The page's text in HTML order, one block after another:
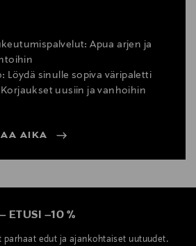
Apua arjen ja
Löydä sinulle sopiva väripaletti
uusiin ja vanhoihin
AIKA
– ETUSI –10 %
parhaat edut ja ajankohtaiset uutuudet.